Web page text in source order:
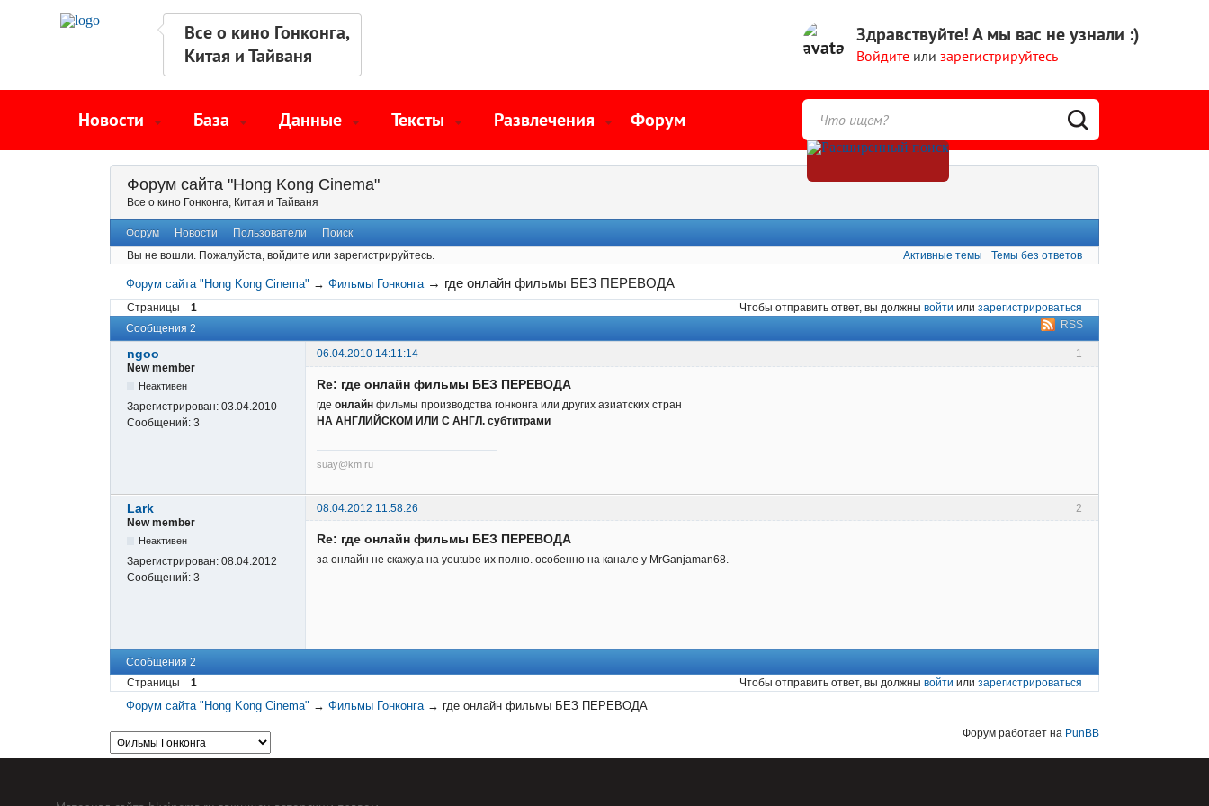
Все о кино Гонконга,
Китая и Тайваня
Здравствуйте!А мы вас не узнали :)
Войдите или зарегистрируйтесь
Новости База Данные Тексты Развлечения Форум
Форум сайта "Hong Kong Cinema"
Все о кино Гонконга, Китая и Тайваня
Форум Новости Пользователи
Поиск
Вы не вошли. Пожалуйста, войдите или зарегистрируйтесь. Активные темы Темы без ответов
Форум сайта "Hong Kong Cinema" →Фильмы Гонконга → где онлайн фильмы БЕЗ ПЕРЕВОДА
Страницы 1 Чтобы отправить ответ, вы должны войти или зарегистрироваться
RSS
Сообщения 2
1
ngoo
06.04.2010 14:11:14
New member
Неактивен
Зарегистрирован: 03.04.2010
Сообщений: 3
Re: где онлайн фильмы БЕЗ ПЕРЕВОДА
где онлайн фильмы производства гонконга или других азиатских стран
НА АНГЛИЙСКОМ ИЛИ С АНГЛ. субтитрами
suay@km.ru
2
Lark
08.04.2012 11:58:26
New member
Неактивен
Зарегистрирован: 08.04.2012
Сообщений: 3
Re: где онлайн фильмы БЕЗ ПЕРЕВОДА
за онлайн не скажу,а на youtube их полно. особенно на канале у MrGanjaman68.
Сообщения 2
Страницы
1 Чтобы отправить ответ, вы должны войти или зарегистрироваться
Форум сайта "Hong Kong Cinema" →Фильмы Гонконга → где онлайн фильмы БЕЗ ПЕРЕВОДА
Форум работает на PunBB